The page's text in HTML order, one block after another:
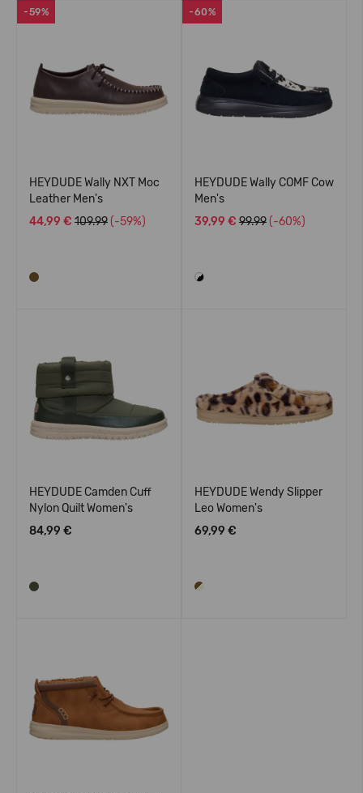
-59%
HEYDUDE Wally NXT Moc
Leather Men's
44,99 € 109.99 (-59%)
-60%
HEYDUDE Wally COMF Cow
Men's
39,99 € 99.99 (-60%)
HEYDUDE Camden Cuff
Nylon Quilt Women's
84,99 €
HEYDUDE Wendy Slipper
Leo Women's
69,99 €